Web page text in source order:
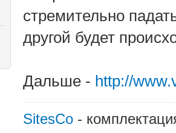
стремительно
другой будет
Дальше - http://
SitesCo-